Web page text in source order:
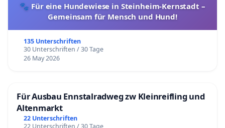
🐾 Für eine Hundewiese in Steinheim-Kernstadt –
Gemeinsam für Mensch und Hund!
135 Unterschriften
30 Unterschriften / 30 Tage
26 May 2026
Für Ausbau Ennstalradweg zw Kleinreifling und
Altenmarkt
22 Unterschriften
22 Unterschriften / 30 Tage